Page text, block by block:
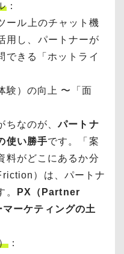
：
ール上のチャット機
用し、パートナーが
できる「ホットライ
験）の向上 〜「面
ちなのが、パートナ
使い勝手です。「案
料がどこにあるか分
）は、パートナ
PX（Partner
ーケティングの土
：